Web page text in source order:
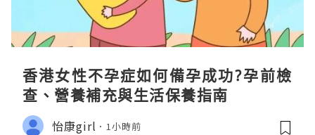
香港女性不孕症如何備孕成功?孕前檢
查、營養補充與生活保養指南
怡康girl 1小時前